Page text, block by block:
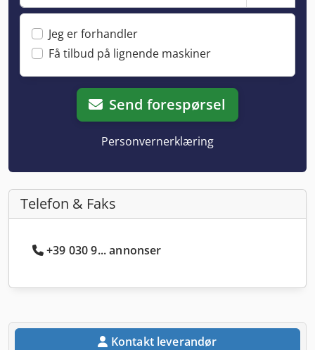
Jeg er forhandler
Få tilbud på lignende maskiner
Send forespørsel
Personvernerklæring
Telefon & Faks
+39 030 9... annonser
Kontakt leverandør